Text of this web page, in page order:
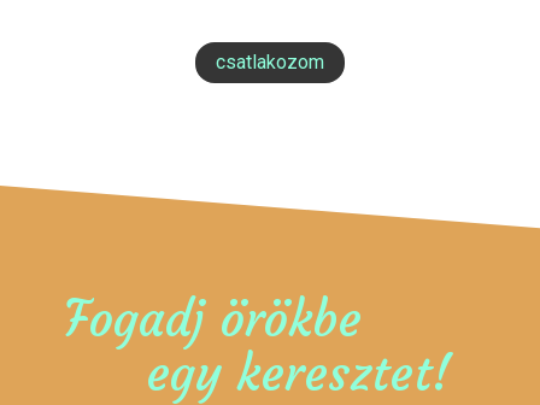
csatlakozom
Fogadj örökbe
egy keresztet!